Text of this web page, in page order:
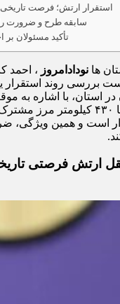
استقرار ارتش؛ فرصت تاریخی
سابقه طرح و ضرورت
تأکید مسئولان
ها نودادامروز ، احمد
بررسی روند
استان، با اشاره به
ایلام گفت: این استان با ۴۳۰
است و همین ویژگی،
ارتش فرصتی